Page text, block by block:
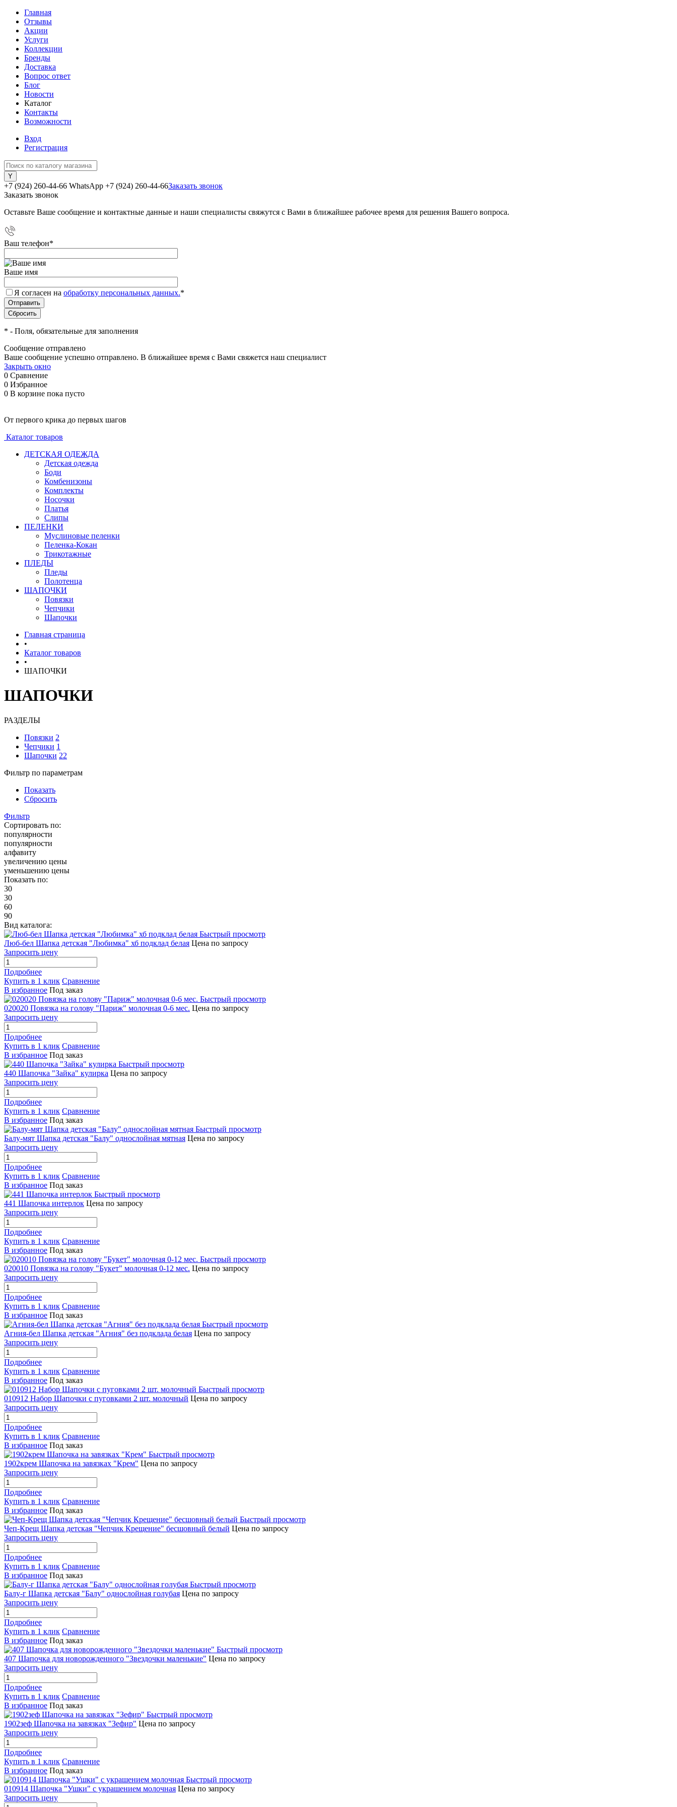
Главная
Отзывы
Акции
Услуги
Коллекции
Бренды
Доставка
Вопрос ответ
Блог
Новости
Каталог
Контакты
Возможности
Вход
Регистрация
+7 (924) 260-44-66 WhatsApp +7 (924) 260-44-66Заказать звонок
Заказать звонок
Оставьте Ваше сообщение и контактные данные и наши специалисты свяжутся с Вами в ближайшее рабочее время для решения Вашего вопроса.
Ваш телефон*
Ваше имя
Я согласен на обработку персональных данных.*
* - Поля, обязательные для заполнения
Сообщение отправлено
Ваше сообщение успешно отправлено. В ближайшее время с Вами свяжется наш специалист
Закрыть окно
0 Сравнение
0 Избранное
0 В корзине пока пусто
От первого крика до первых шагов
Каталог товаров
ДЕТСКАЯ ОДЕЖДА
Детская одежда
Боди
Комбенизоны
Комплекты
Носочки
Платья
Слипы
ПЕЛЕНКИ
Муслиновые пеленки
Пеленка-Кокан
Трикотажные
ПЛЕДЫ
Пледы
Полотенца
ШАПОЧКИ
Повязки
Чепчики
Шапочки
Главная страница
•
Каталог товаров
•
ШАПОЧКИ
ШАПОЧКИ
РАЗДЕЛЫ
Повязки 2
Чепчики 1
Шапочки 22
Фильтр по параметрам
Показать
Сбросить
Фильтр
Сортировать по:
популярности
популярности
алфавиту
увеличению цены
уменьшению цены
Показать по:
30
30
60
90
Вид каталога:
Быстрый просмотр
Люб-бел Шапка детская "Любимка" хб подклад белая Цена по запросу
Запросить цену
Подробнее
Купить в 1 клик Сравнение
В избранное Под заказ
Быстрый просмотр
020020 Повязка на голову "Париж" молочная 0-6 мес. Цена по запросу
Запросить цену
Подробнее
Купить в 1 клик Сравнение
В избранное Под заказ
Быстрый просмотр
440 Шапочка "Зайка" кулирка Цена по запросу
Запросить цену
Подробнее
Купить в 1 клик Сравнение
В избранное Под заказ
Быстрый просмотр
Балу-мят Шапка детская "Балу" однослойная мятная Цена по запросу
Запросить цену
Подробнее
Купить в 1 клик Сравнение
В избранное Под заказ
Быстрый просмотр
441 Шапочка интерлок Цена по запросу
Запросить цену
Подробнее
Купить в 1 клик Сравнение
В избранное Под заказ
Быстрый просмотр
020010 Повязка на голову "Букет" молочная 0-12 мес. Цена по запросу
Запросить цену
Подробнее
Купить в 1 клик Сравнение
В избранное Под заказ
Быстрый просмотр
Агния-бел Шапка детская "Агния" без подклада белая Цена по запросу
Запросить цену
Подробнее
Купить в 1 клик Сравнение
В избранное Под заказ
Быстрый просмотр
010912 Набор Шапочки с пуговками 2 шт. молочный Цена по запросу
Запросить цену
Подробнее
Купить в 1 клик Сравнение
В избранное Под заказ
Быстрый просмотр
1902крем Шапочка на завязках "Крем" Цена по запросу
Запросить цену
Подробнее
Купить в 1 клик Сравнение
В избранное Под заказ
Быстрый просмотр
Чеп-Крещ Шапка детская "Чепчик Крещение" бесшовный белый Цена по запросу
Запросить цену
Подробнее
Купить в 1 клик Сравнение
В избранное Под заказ
Быстрый просмотр
Балу-г Шапка детская "Балу" однослойная голубая Цена по запросу
Запросить цену
Подробнее
Купить в 1 клик Сравнение
В избранное Под заказ
Быстрый просмотр
407 Шапочка для новорожденного "Звездочки маленькие" Цена по запросу
Запросить цену
Подробнее
Купить в 1 клик Сравнение
В избранное Под заказ
Быстрый просмотр
1902зеф Шапочка на завязках "Зефир" Цена по запросу
Запросить цену
Подробнее
Купить в 1 клик Сравнение
В избранное Под заказ
Быстрый просмотр
010914 Шапочка "Ушки" с украшением молочная Цена по запросу
Запросить цену